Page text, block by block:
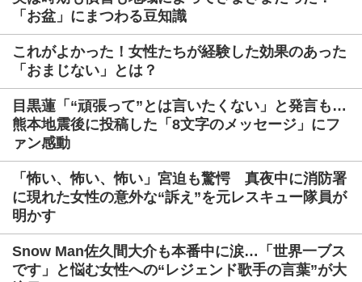
「お盆」にまつわる豆知識
これがよかった！女性たちが経験した効果のあった
「おまじない」とは？
目黒蓮「“頑張って”とは言いたくない」と発言も…
熊本地震後に投稿した「8文字のメッセージ」にフ
ァン感動
「怖い、怖い、怖い」宮迫も驚愕 真夜中に消防署
に現れた女性の意外な“訴え”を元レスキュー隊員が
明かす
Snow Man佐久間大介も本番中に涙…「世界一ブス
です」と悩む女性への“レジェンド歌手の言葉”が大